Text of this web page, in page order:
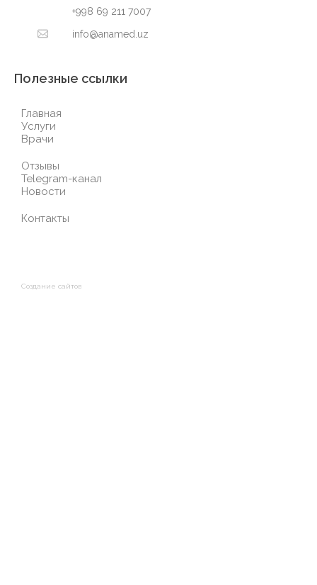
+998 69 211 7007
info@anamed.uz
Полезные ссылки
Главная
Услуги
Врачи
Отзывы
Telegram-канал
Новости
Контакты
Создание сайтов